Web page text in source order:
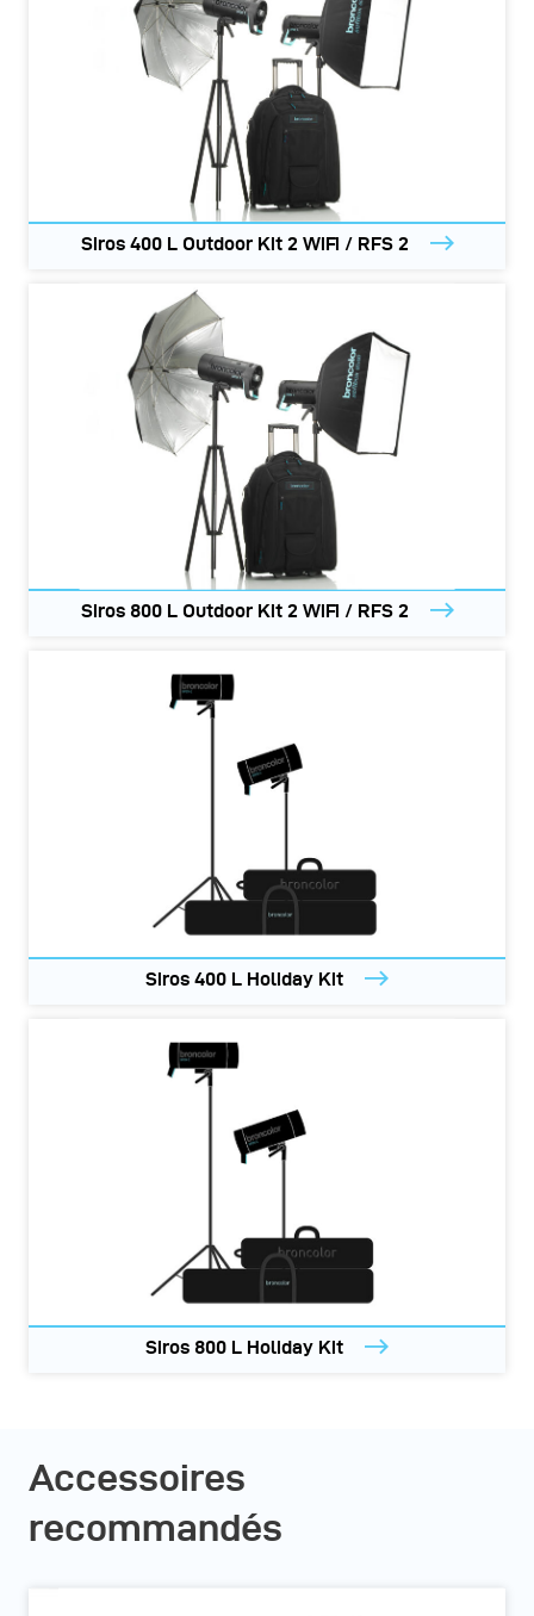
Siros 400 L Outdoor Kit 2 WiFi / RFS 2
Siros 800 L Outdoor Kit 2 WiFi / RFS 2
Siros 400 L Holiday Kit
Siros 800 L Holiday Kit
Accessoires
recommandés